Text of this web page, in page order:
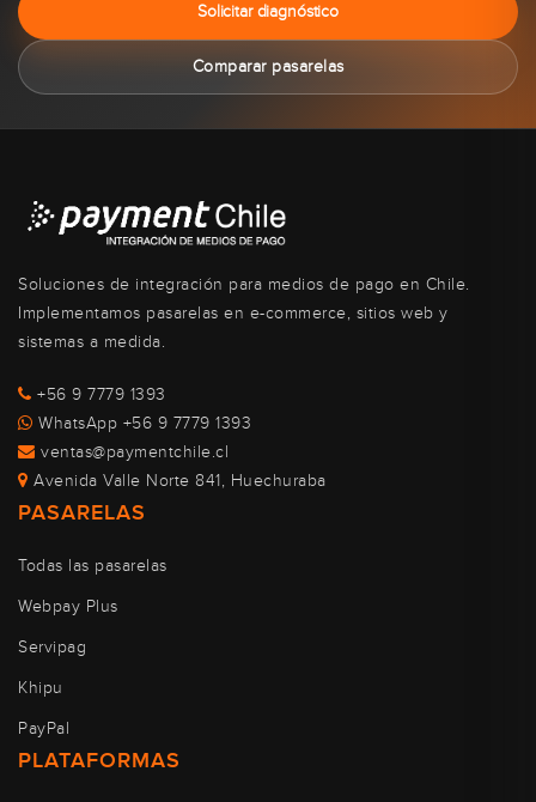
Solicitar diagnóstico
Comparar pasarelas
Soluciones de integración para medios de pago en Chile.
Implementamos pasarelas en e-commerce, sitios web y
sistemas a medida.
+56 9 7779 1393
WhatsApp +56 9 7779 1393
ventas@paymentchile.cl
Avenida Valle Norte 841, Huechuraba
PASARELAS
Todas las pasarelas
Webpay Plus
Servipag
Khipu
PayPal
PLATAFORMAS